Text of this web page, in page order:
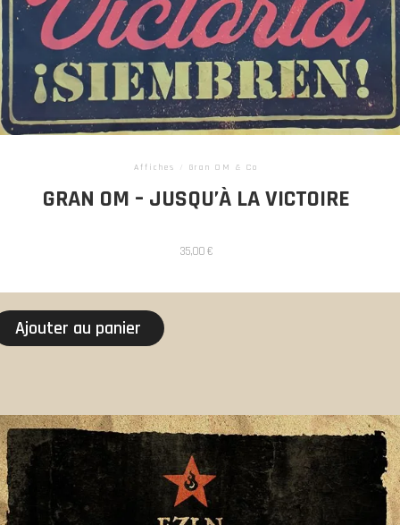
Affiches Gran OM & Co
GRAN OM – JUSQU’À LA VICTOIRE
35,00€
Ajouter au panier